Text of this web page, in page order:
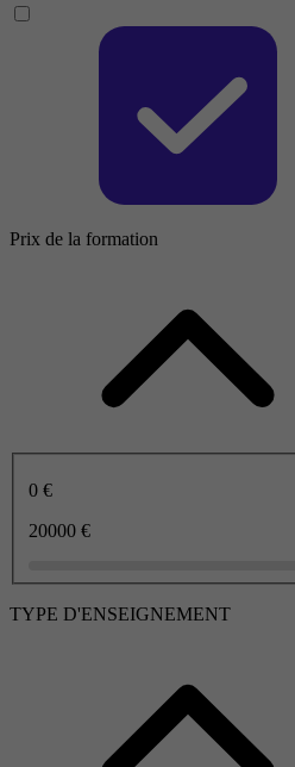
Prix de la formation
0 €
20000 €
TYPE D'ENSEIGNEMENT